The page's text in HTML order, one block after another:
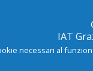
IAT
necessari al